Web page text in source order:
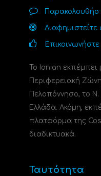
Διαφημιστείτε
Το Ionian
Περιφερειακή
Πελοπόννησο, το N.
Ελλάδα. Ακόμη,
πλατφόρμα της
διαδικτυακά.
Ταυτότητα